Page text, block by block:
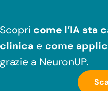
Scopri come l’IA sta
clinica e come
grazie a NeuronUP.